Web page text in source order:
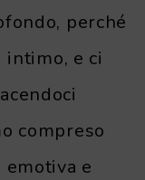
perché
e ci
compreso
emotiva e